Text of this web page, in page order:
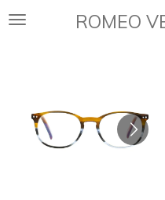
Ga
ROMEO